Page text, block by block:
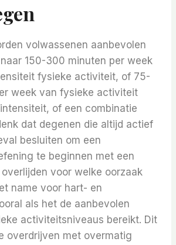
volwassenen aanbevolen
150-300 minuten per week
fysieke activiteit, of 75-
week van fysieke activiteit
of een combinatie
dat degenen die altijd actief
besluiten om een
te beginnen met een
overlijden voor welke oorzaak
name voor hart- en
als het de aanbevolen
activiteitsniveaus bereikt. Dit
overdrijven met overmatig